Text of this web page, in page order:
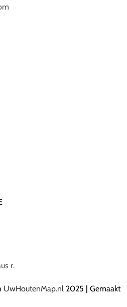
r.
UwHoutenMap.nl 2025 | Gemaakt